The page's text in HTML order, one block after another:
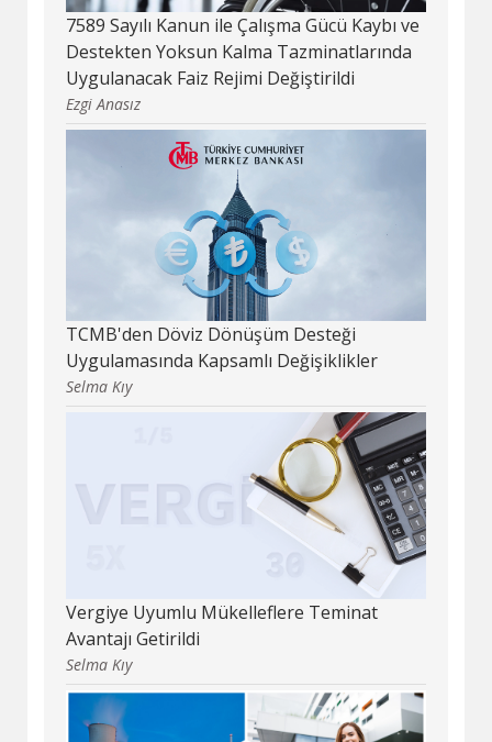
7589 Sayılı Kanun ile Çalışma Gücü Kaybı ve
Destekten Yoksun Kalma Tazminatlarında
Uygulanacak Faiz Rejimi Değiştirildi
Ezgi Anasız
TCMB'den Döviz Dönüşüm Desteği
Uygulamasında Kapsamlı Değişiklikler
Selma Kıy
Vergiye Uyumlu Mükelleflere Teminat
Avantajı Getirildi
Selma Kıy